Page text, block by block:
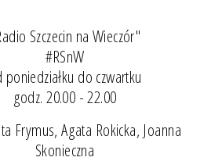
Szczecin na Wieczór"
#RSnW
poniedziałku do czwartku
godz. 20.00 - 22.00
Frymus, Agata Rokicka, Joanna
Skonieczna